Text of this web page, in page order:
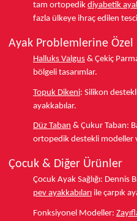
tam ortopedik diyabetik
fazla ülkeye ihraç edilen
Ayak Problemlerine Özel
Halluks Valgus & Çekiç
bölgeli tasarımlar.
Topuk Dikeni: Silikon
ayakkabılar.
Düz Taban & Çukur Taban:
ortopedik destekli modeller
Çocuk & Diğer Ürünler
Çocuk Ayak Sağlığı: Dennis
pev ayakkabıları ile çarpık
Fonksiyonel Modeller: